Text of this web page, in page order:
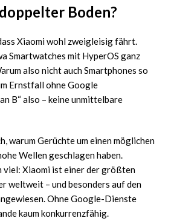
Boden?
Xiaomi wohl zweigleisig fährt.
Smartwatches mit HyperOS ganz
also nicht auch Smartphones so
Ernstfall ohne Google
B“ also – keine unmittelbare
warum Gerüchte um einen möglichen
Wellen geschlagen haben.
viel: Xiaomi ist einer der größten
weltweit – und besonders auf den
Ohne Google-Dienste
kaum konkurrenzfähig.